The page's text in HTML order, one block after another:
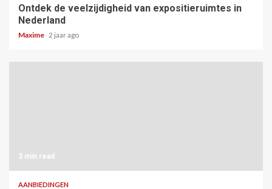
Ontdek de veelzijdigheid van expositieruimtes in
Nederland
Maxime 2 jaar ago
3 min read
AANBIEDINGEN